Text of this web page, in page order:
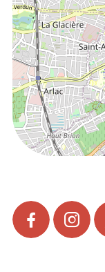
FACEBOOK